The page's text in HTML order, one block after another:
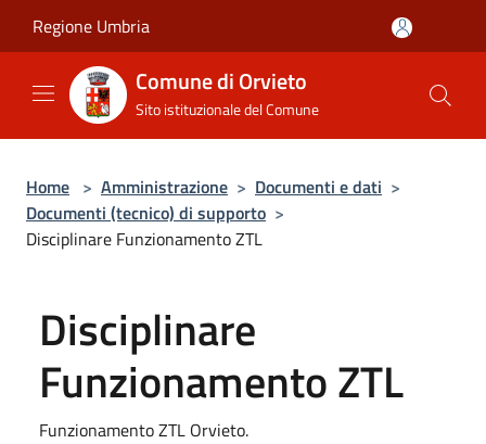
Regione Umbria
Comune di Orvieto
Sito istituzionale del Comune
Home > Amministrazione > Documenti e dati >
Documenti (tecnico) di supporto >
Disciplinare Funzionamento ZTL
Disciplinare
Funzionamento ZTL
Funzionamento ZTL Orvieto.